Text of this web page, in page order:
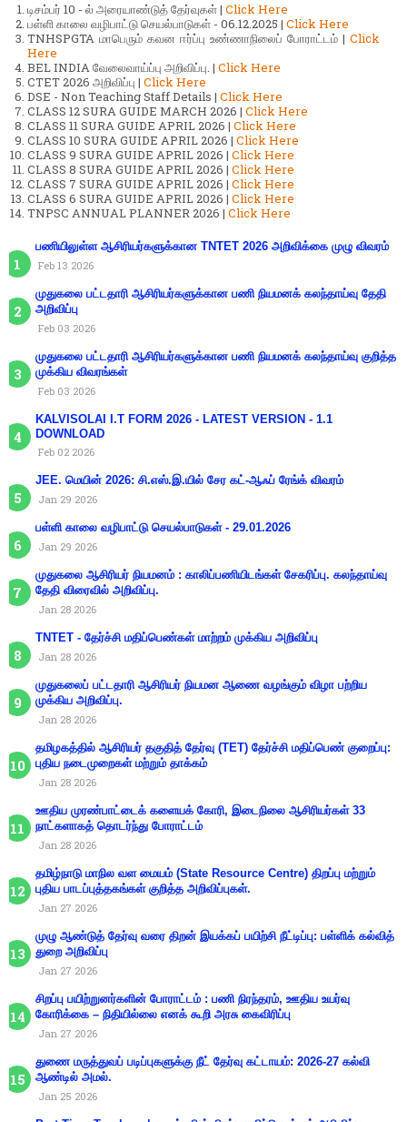
டிசம்பர் 10 - ல் அரையாண்டுத் தேர்வுகள் | Click Here
பள்ளி காலை வழிபாட்டு செயல்பாடுகள் - 06.12.2025 | Click Here
TNHSPGTA மாபெரும் கவன ஈர்ப்பு உண்ணாநிலைப் போராட்டம் | Click
Here
BEL INDIA வேலைவாய்ப்பு அறிவிப்பு. | Click Here
CTET 2026 அறிவிப்பு | Click Here
DSE - Non Teaching Staff Details | Click Here
CLASS 12 SURA GUIDE MARCH 2026 | Click Here
CLASS 11 SURA GUIDE APRIL 2026 | Click Here
CLASS 10 SURA GUIDE APRIL 2026 | Click Here
CLASS 9 SURA GUIDE APRIL 2026 | Click Here
CLASS 8 SURA GUIDE APRIL 2026 | Click Here
CLASS 7 SURA GUIDE APRIL 2026 | Click Here
CLASS 6 SURA GUIDE APRIL 2026 | Click Here
TNPSC ANNUAL PLANNER 2026 | Click Here
பணியிலுள்ள ஆசிரியர்களுக்கான TNTET 2026 அறிவிக்கை முழு விவரம்
Feb 13 2026
முதுகலை பட்டதாரி ஆசிரியர்களுக்கான பணி நியமனக் கலந்தாய்வு தேதி
அறிவிப்பு
Feb 03 2026
முதுகலை பட்டதாரி ஆசிரியர்களுக்கான பணி நியமனக் கலந்தாய்வு குறித்த
முக்கிய விவரங்கள்
Feb 03 2026
KALVISOLAI I.T FORM 2026 - LATEST VERSION - 1.1
DOWNLOAD
Feb 02 2026
JEE. மெயின் 2026: சி.எஸ்.இ.யில் சேர கட்-ஆஃப் ரேங்க் விவரம்
Jan 29 2026
பள்ளி காலை வழிபாட்டு செயல்பாடுகள் - 29.01.2026
Jan 29 2026
முதுகலை ஆசிரியர் நியமனம் : காலிப்பணியிடங்கள் சேகரிப்பு. கலந்தாய்வு
தேதி விரைவில் அறிவிப்பு.
Jan 28 2026
TNTET - தேர்ச்சி மதிப்பெண்கள் மாற்றம் முக்கிய அறிவிப்பு
Jan 28 2026
முதுகலைப் பட்டதாரி ஆசிரியர் நியமன ஆணை வழங்கும் விழா பற்றிய
முக்கிய அறிவிப்பு.
Jan 28 2026
தமிழகத்தில் ஆசிரியர் தகுதித் தேர்வு (TET) தேர்ச்சி மதிப்பெண் குறைப்பு:
புதிய நடைமுறைகள் மற்றும் தாக்கம்
Jan 28 2026
ஊதிய முரண்பாட்டைக் களையக் கோரி, இடைநிலை ஆசிரியர்கள் 33
நாட்களாகத் தொடர்ந்து போராட்டம்
Jan 28 2026
தமிழ்நாடு மாநில வள மையம் (State Resource Centre) திறப்பு மற்றும்
புதிய பாடப்புத்தகங்கள் குறித்த அறிவிப்புகள்.
Jan 27 2026
முழு ஆண்டுத் தேர்வு வரை திறன் இயக்கப் பயிற்சி நீட்டிப்பு: பள்ளிக் கல்வித்
துறை அறிவிப்பு
Jan 27 2026
சிறப்பு பயிற்றுனர்களின் போராட்டம் : பணி நிரந்தரம், ஊதிய உயர்வு
கோரிக்கை – நிதியில்லை எனக் கூறி அரசு கைவிரிப்பு
Jan 27 2026
துணை மருத்துவப் படிப்புகளுக்கு நீட் தேர்வு கட்டாயம்: 2026-27 கல்வி
ஆண்டில் அமல்.
Jan 25 2026